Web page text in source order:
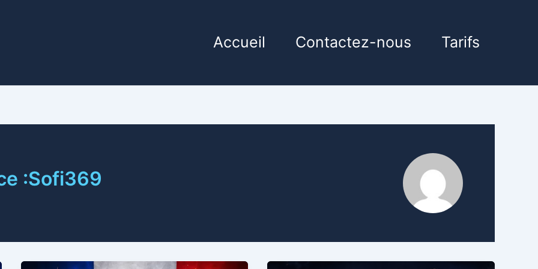
Accueil Contactez-nous Tarifs
:Sofi369